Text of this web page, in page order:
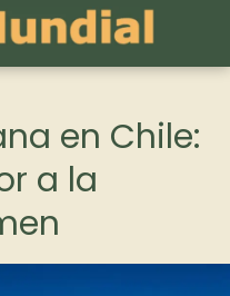
en Chile:
a la